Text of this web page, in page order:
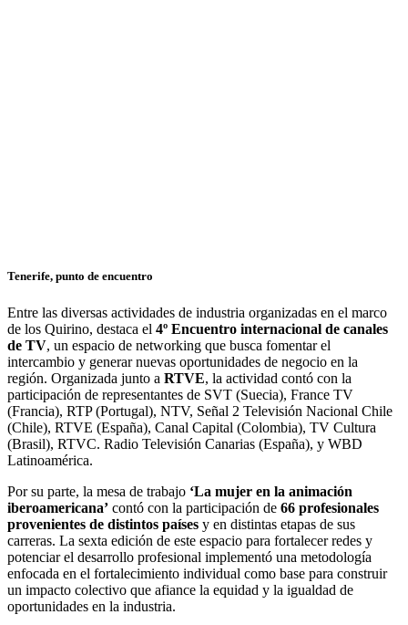
Tenerife, punto de encuentro
Entre las diversas actividades de industria organizadas en el marco
de los Quirino, destaca el 4º Encuentro internacional de canales
de TV, un espacio de networking que busca fomentar el
intercambio y generar nuevas oportunidades de negocio en la
región. Organizada junto a RTVE, la actividad contó con la
participación de representantes de SVT (Suecia), France TV
(Francia), RTP (Portugal), NTV, Señal 2 Televisión Nacional Chile
(Chile), RTVE (España), Canal Capital (Colombia), TV Cultura
(Brasil), RTVC. Radio Televisión Canarias (España), y WBD
Latinoamérica.
Por su parte, la mesa de trabajo ‘La mujer en la animación
iberoamericana’ contó con la participación de 66 profesionales
provenientes de distintos países y en distintas etapas de sus
carreras. La sexta edición de este espacio para fortalecer redes y
potenciar el desarrollo profesional implementó una metodología
enfocada en el fortalecimiento individual como base para construir
un impacto colectivo que afiance la equidad y la igualdad de
oportunidades en la industria.